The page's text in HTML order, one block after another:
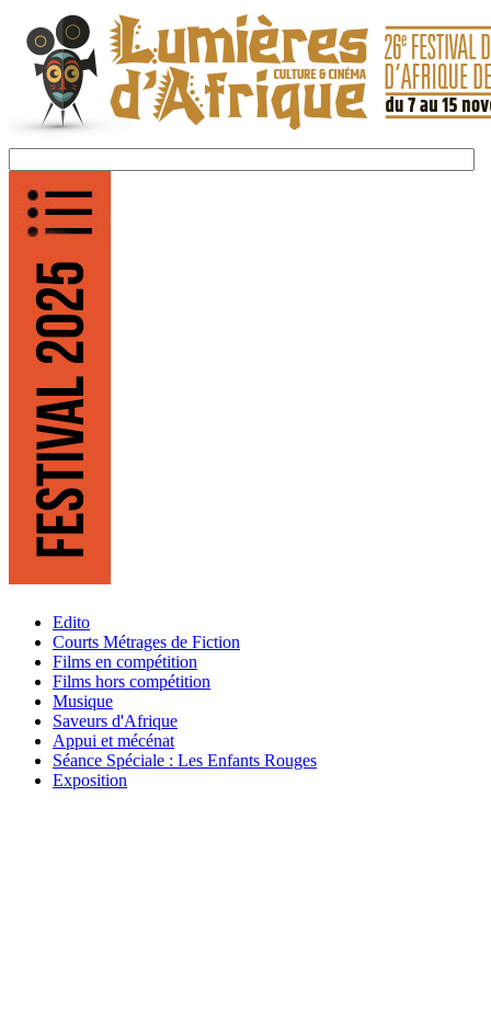
Edito
Courts Métrages de Fiction
Films en compétition
Films hors compétition
Musique
Saveurs d'Afrique
Appui et mécénat
Séance Spéciale : Les Enfants Rouges
Exposition